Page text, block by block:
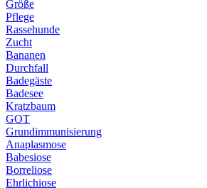
Größe
Pflege
Rassehunde
Zucht
Bananen
Durchfall
Badegäste
Badesee
Kratzbaum
GOT
Grundimmunisierung
Anaplasmose
Babesiose
Borreliose
Ehrlichiose